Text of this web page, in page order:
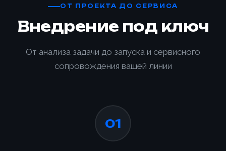
ОТ ПРОЕКТА ДО СЕРВИСА
Внедрение под ключ
От анализа задачи до запуска и сервисного
сопровождения вашей линии
01